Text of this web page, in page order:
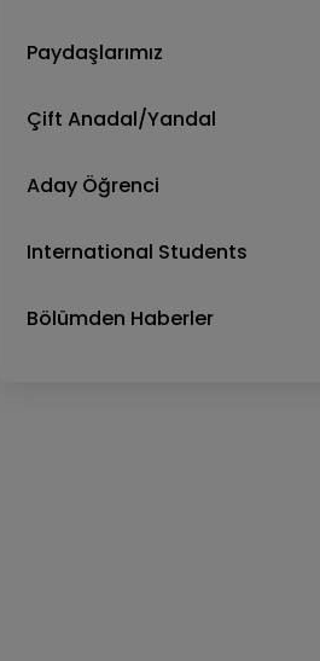
Paydaşlarımız
Çift Anadal/Yandal
Aday Öğrenci
International Students
Bölümden Haberler